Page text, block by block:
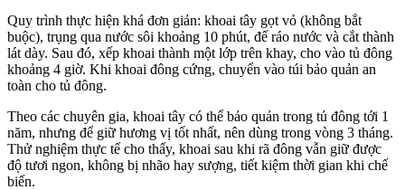
Quy trình thực hiện khá đơn giản: khoai tây gọt vỏ (không bắt
buộc), trụng qua nước sôi khoảng 10 phút, để ráo nước và cắt thành
lát dày. Sau đó, xếp khoai thành một lớp trên khay, cho vào tủ đông
khoảng 4 giờ. Khi khoai đông cứng, chuyển vào túi bảo quản an
toàn cho tủ đông.
Theo các chuyên gia, khoai tây có thể bảo quản trong tủ đông tới 1
năm, nhưng để giữ hương vị tốt nhất, nên dùng trong vòng 3 tháng.
Thử nghiệm thực tế cho thấy, khoai sau khi rã đông vẫn giữ được
độ tươi ngon, không bị nhão hay sượng, tiết kiệm thời gian khi chế
biến.